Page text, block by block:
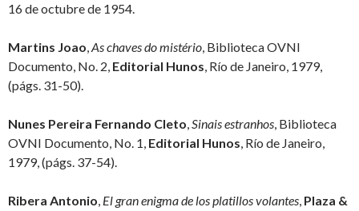
16 de octubre de 1954.
Martins Joao,As chaves do mistério, Biblioteca OVNI
Documento, No. 2, Editorial Hunos, Río de Janeiro, 1979,
(págs. 31-50).
Nunes Pereira Fernando Cleto,Sinais estranhos, Biblioteca
OVNI Documento, No. 1, Editorial Hunos, Río de Janeiro,
1979, (págs. 37-54).
Ribera Antonio, El gran enigma de los platillos volantes, Plaza &